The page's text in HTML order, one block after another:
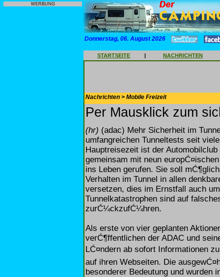
WERBUNG
Donnerstag, 06. August 2026
STARTSEITE | NACHRICHTEN
Nachrichten > Mobile Freizeit
Per Mausklick zum
(hr) (adac) Mehr Sicherheit im
umfangreichen Tunneltests seit
Hauptreisezeit ist der
gemeinsam mit neun
ins Leben gerufen. Sie soll
Verhalten im Tunnel in allen
versetzen, dies im Ernstfall auch
Tunnelkatastrophen sind auf
zurĆ¼ckzufĆ¼hren.
Als erste von vier geplanten
verĆ¶ffentlichen der ADAC und
LĆ¤ndern ab sofort Informationen
auf ihren Webseiten. Die
besonderer Bedeutung und wurden